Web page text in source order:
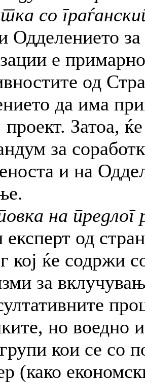
со
Одделението
е
од
да има
проект. Затоа,
за
и на
на
експерт од
кој ќе содржи
за
но воедно
кои се со
(како